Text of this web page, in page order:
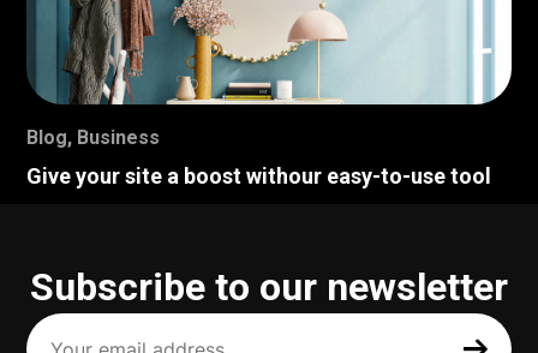
Blog, Business
Give your site a boost withour easy-to-use tool
Subscribe to our newsletter
Your
email